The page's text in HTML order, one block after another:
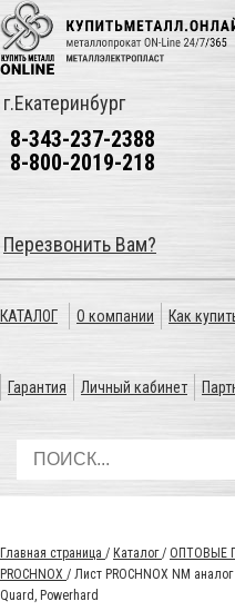
г.Екатеринбург
8-343-237-2388
8-800-2019-218
Перезвонить Вам?
КАТАЛОГ О компании Как
Гарантия Личный кабинет
Главная страница / Каталог / ОПТОВЫЕ
PROCHNOX / Лист PROCHNOX NM
Quard, Powerhard